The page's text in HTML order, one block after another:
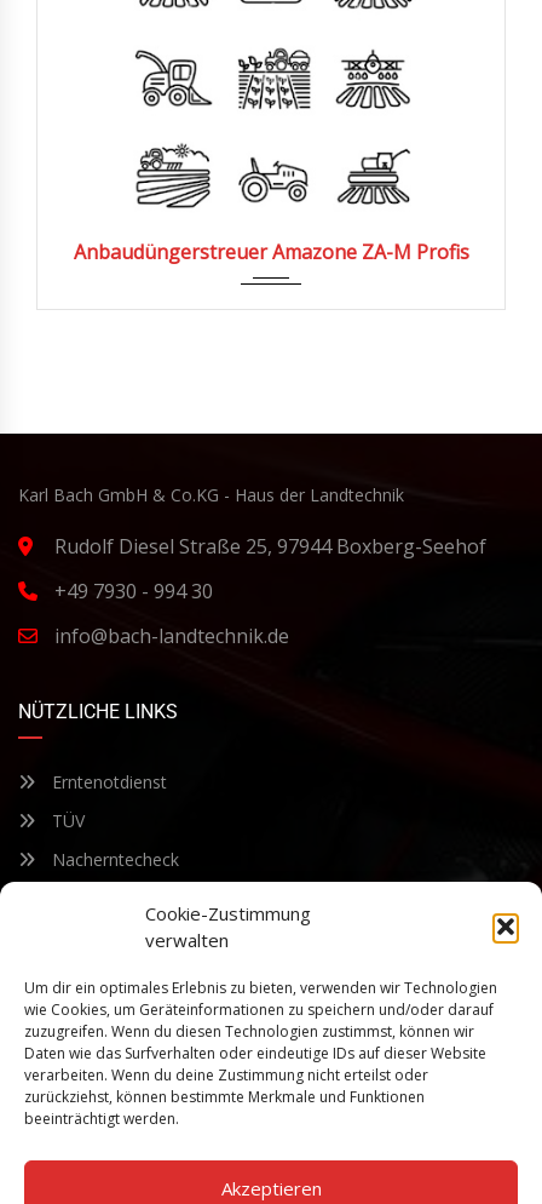
Cookie-Zustimmung
verwalten
Um dir ein optimales Erlebnis zu bieten, verwenden wir Technologien
wie Cookies, um Geräteinformationen zu speichern und/oder darauf
zuzugreifen. Wenn du diesen Technologien zustimmst, können wir
Daten wie das Surfverhalten oder eindeutige IDs auf dieser Website
verarbeiten. Wenn du deine Zustimmung nicht erteilst oder
zurückziehst, können bestimmte Merkmale und Funktionen
beeinträchtigt werden.
Akzeptieren
Anbaudüngerstreuer Amazone ZA-M Profis
Karl Bach GmbH & Co.KG - Haus der Landtechnik
Rudolf Diesel Straße 25, 97944 Boxberg-Seehof
+49 7930 - 994 30
info@bach-landtechnik.de
NÜTZLICHE LINKS
Erntenotdienst
TÜV
Nacherntecheck
FÜR UNSEREN NEWSLETTER ANMELDEN
Bleiben Sie auf dem Laufenden über unsere sich ständig
weiterentwickelnden Produkteigenschaften und Technologien.
Geben Sie Ihre E-Mail-Adresse ein und abonnieren Sie unseren
Newsletter.